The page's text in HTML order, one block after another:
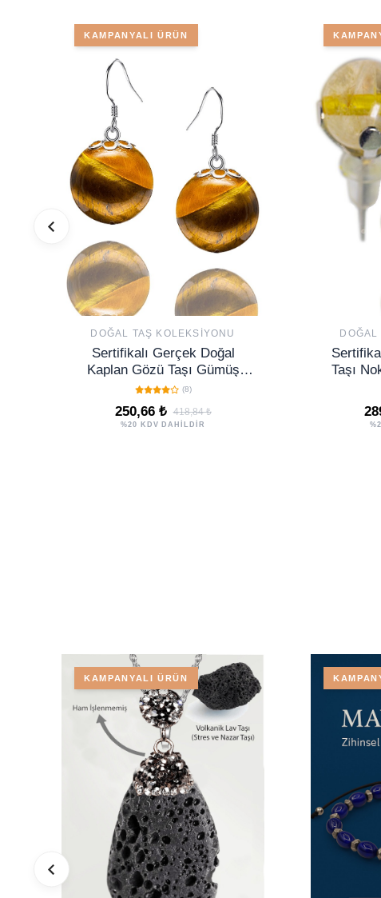
KAMPANYALI ÜRÜN
DOĞAL TAŞ KOLEKSIYONU
Sertifikalı Gerçek Doğal
Kaplan Gözü Taşı Gümüş
Küpe (8)
250,66 ₺ 418,84 ₺
%20 KDV DAHİLDİR
Taşı
KAMPANYALI ÜRÜN